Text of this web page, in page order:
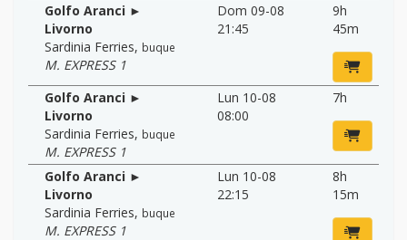
Golfo Aranci ►
Livorno
Sardinia Ferries, buque
M. EXPRESS 1
Dom 09-08
21:45
9h
45m
Golfo Aranci ►
Livorno
Sardinia Ferries, buque
M. EXPRESS 1
Lun 10-08
08:00
7h
Golfo Aranci ►
Livorno
Sardinia Ferries, buque
M. EXPRESS 1
Lun 10-08
22:15
8h
15m